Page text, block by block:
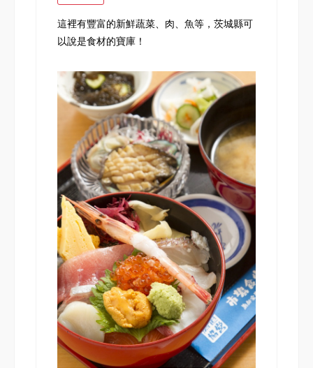
這裡有豐富的新鮮蔬菜、肉、魚等，茨城縣可
以說是食材的寶庫！